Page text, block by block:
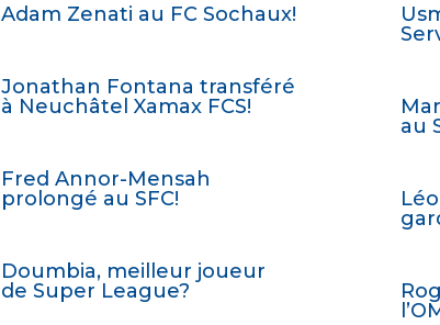
Adam Zenati au FC Sochaux!
Jonathan Fontana transféré
à Neuchâtel Xamax FCS!
Fred Annor-Mensah
prolongé au SFC!
Doumbia, meilleur joueur
de Super League?
au